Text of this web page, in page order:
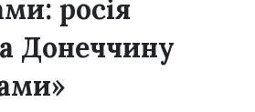
росія
Донеччину